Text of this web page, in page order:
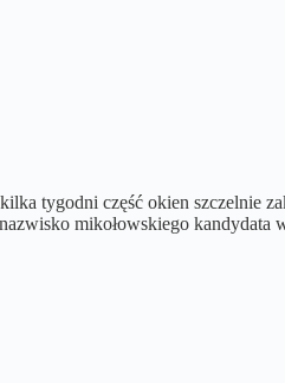
tygodni część okien szczelnie
mikołowskiego